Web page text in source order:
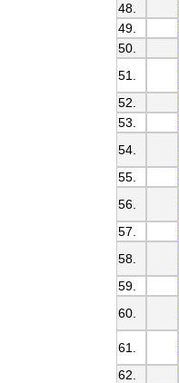
48.
49.
50.
51.
52.
53.
54.
55.
56.
57.
58.
59.
60.
61.
62.